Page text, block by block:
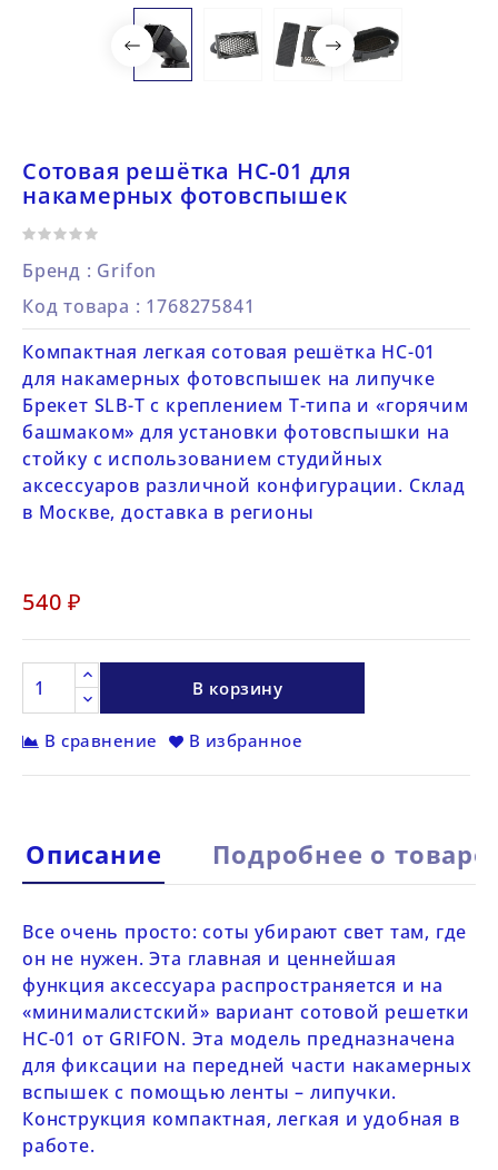
Сотовая решётка HC-01 для
накамерных фотовспышек
Бренд : Grifon
Код товара : 1768275841
Компактная легкая сотовая решётка HC-01
для накамерных фотовспышек на липучке
Брекет SLB-T с креплением T-типа и «горячим
башмаком» для установки фотовспышки на
стойку с использованием студийных
аксессуаров различной конфигурации. Склад
в Москве, доставка в регионы
540 ₽
В корзину
В сравнение В избранное
Описание Подробнее о товаре
Все очень просто: соты убирают свет там, где
он не нужен. Эта главная и ценнейшая
функция аксессуара распространяется и на
«минималистский» вариант сотовой решетки
HC-01 от GRIFON. Эта модель предназначена
для фиксации на передней части накамерных
вспышек с помощью ленты – липучки.
Конструкция компактная, легкая и удобная в
работе.